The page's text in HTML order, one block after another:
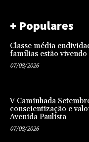
+ Populares
Classe média
famílias estão
07/08/2026
V Caminhada
conscientização e
Avenida Paulista
07/08/2026